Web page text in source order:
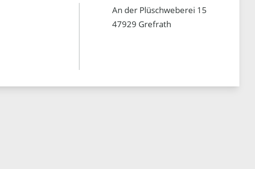
An der Plüschweberei 15
47929 Grefrath